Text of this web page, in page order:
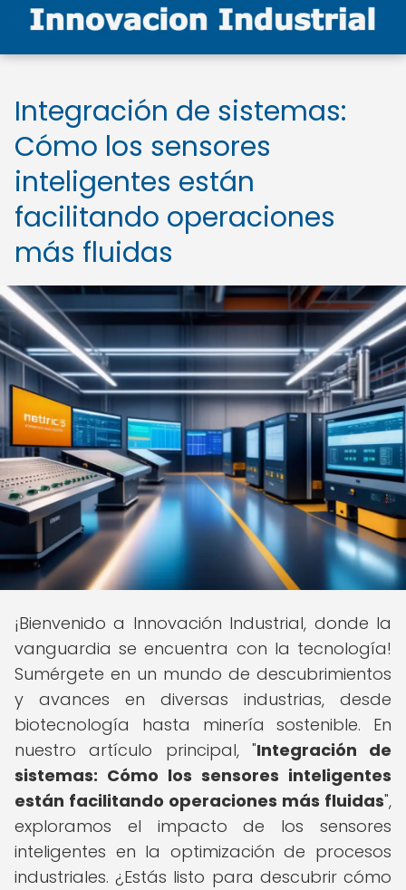
Integración de sistemas:
Cómo los sensores
inteligentes están
facilitando operaciones
más fluidas
¡Bienvenido a Innovación Industrial, donde la
vanguardia se encuentra con la tecnología!
Sumérgete en un mundo de descubrimientos
y avances en diversas industrias, desde
biotecnología hasta minería sostenible. En
nuestro artículo principal, "Integración de
sistemas: Cómo los sensores inteligentes
están facilitando operaciones más fluidas",
exploramos el impacto de los sensores
inteligentes en la optimización de procesos
industriales. ¿Estás listo para descubrir cómo